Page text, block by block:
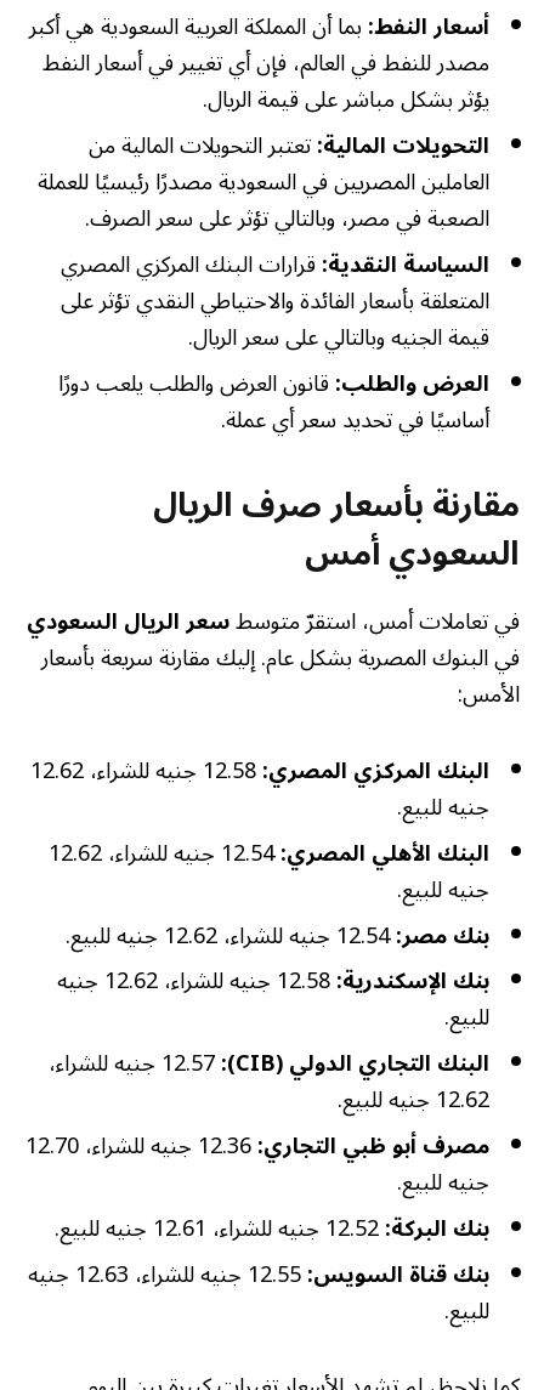
أسعار النفط:بما أن المملكة العربية السعودية هي أكبر
مصدر للنفط في العالم، فإن أي تغيير في أسعار النفط
يؤثر بشكل مباشر على قيمة الريال.
التحويلات المالية:تعتبر التحويلات المالية من
العاملين المصريين في السعودية مصدرًا رئيسيًا للعملة
الصعبة في مصر، وبالتالي تؤثر على سعر الصرف.
السياسة النقدية:قرارات البنك المركزي المصري
المتعلقة بأسعار الفائدة والاحتياطي النقدي تؤثر على
قيمة الجنيه وبالتالي على سعر الريال.
العرض والطلب:قانون العرض والطلب يلعب دورًا
أساسيًا في تحديد سعر أي عملة.
مقارنة بأسعار صرف الريال
السعودي أمس
في تعاملات أمس، استقرّ متوسطسعر الريال السعودي
في البنوك المصرية بشكل عام. إليك مقارنة سريعة بأسعار
الأمس:
البنك المركزي المصري:
12.58 جنيه للشراء، 12.62
جنيه للبيع.
البنك الأهلي المصري:
12.54 جنيه للشراء، 12.62
جنيه للبيع.
بنك مصر:12.54 جنيه للشراء، 12.62 جنيه للبيع.
بنك الإسكندرية:
12.58 جنيه للشراء، 12.62 جنيه
للبيع.
البنك التجاري الدولي (CIB):
12.57 جنيه للشراء،
12.62 جنيه للبيع.
مصرف أبو ظبي التجاري:
12.36 جنيه للشراء، 12.70
جنيه للبيع.
بنك البركة:
بنك قناة السويس:
12.55 جنيه للشراء، 12.63 جنيه
للبيع.